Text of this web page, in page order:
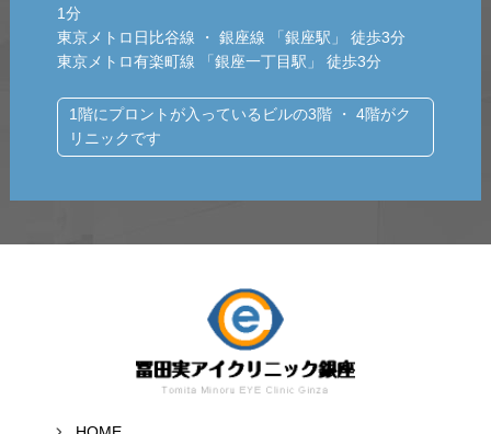
1分
東京メトロ日比谷線 ・ 銀座線 「銀座駅」 徒歩3分
東京メトロ有楽町線 「銀座一丁目駅」 徒歩3分
1階にプロントが入っているビルの3階 ・ 4階がク
リニックです